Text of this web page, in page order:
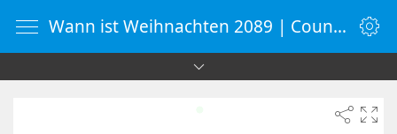
Wann ist Weihnachten 2089 | Countdown-Timer | WebUhr.de